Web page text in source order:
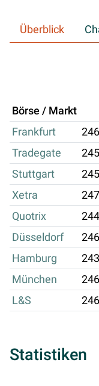
Überblick
Börse / Markt
Frankfurt
Tradegate
Stuttgart
Xetra
Quotrix
Düsseldorf
Hamburg
München
L&S
Statistiken